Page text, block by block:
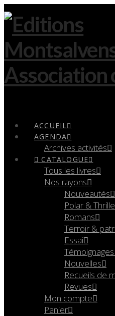
ACCUEIL
AGENDA
Archives activités
CATALOGUE
Tous les livres
Nos rayons
Nouveautés
Polar &
Romans
Terroir &
Essai
Nouvelles
Recueils de
Revues
Mon compte
Panier